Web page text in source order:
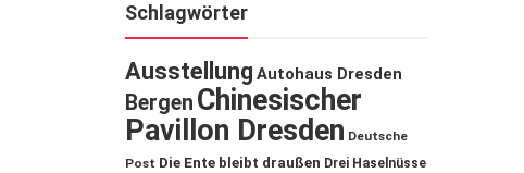
Schlagwörter
Ausstellung Autohaus Dresden
Bergen Chinesischer
Pavillon Dresden Deutsche
Post Die Ente bleibt draußen Drei Haselnüsse